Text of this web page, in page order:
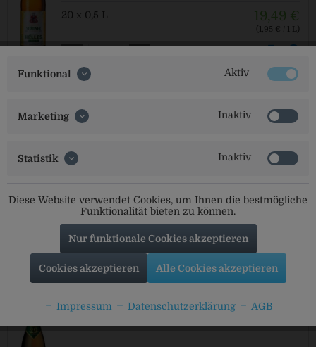
20 x 0,5 L 19,49 €
(1,95 € / 1 L)
20 x 0,5 L 23,49 €
MEHRWEG zzgl. Pfand: 3,10 € *
Wittmann 2,9 Medium
Funktional Aktiv
Marketing Inaktiv
Statistik Inaktiv
Diese Website verwendet Cookies, um Ihnen die bestmögliche
Funktionalität bieten zu können.
Nur funktionale Cookies akzeptieren
Cookies akzeptieren Alle Cookies akzeptieren
Impressum Datenschutzerklärung AGB